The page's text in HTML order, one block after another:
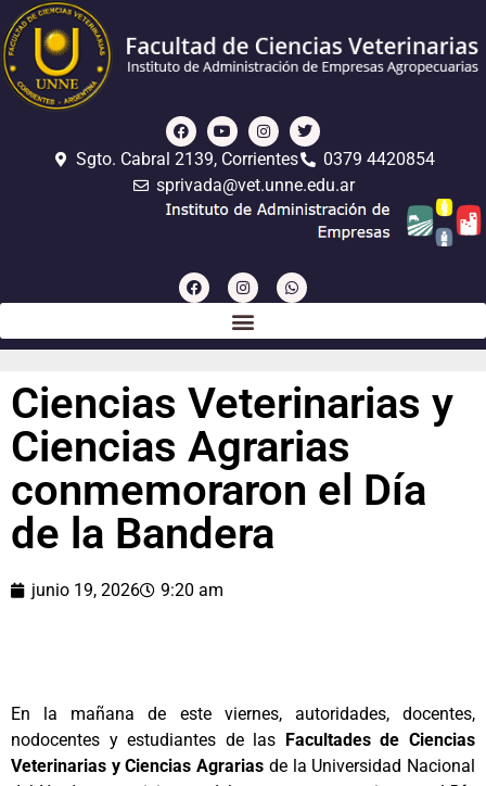
Sgto. Cabral 2139, Corrientes
0379 4420854
sprivada@vet.unne.edu.ar
Ciencias Veterinarias y
Ciencias Agrarias
conmemoraron el Día
de la Bandera
junio 19, 2026 9:20 am
En la mañana de este viernes, autoridades, docentes,
nodocentes y estudiantes de las
Facultades de Ciencias
Veterinarias y Ciencias Agrarias de la Universidad Nacional